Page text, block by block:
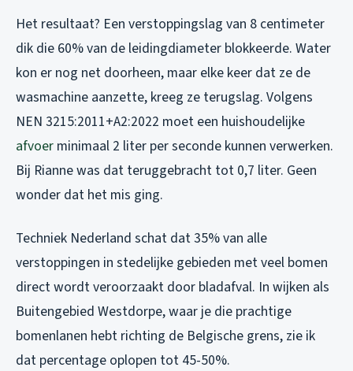
Het resultaat? Een verstoppingslag van 8 centimeter
dik die 60% van de leidingdiameter blokkeerde. Water
kon er nog net doorheen, maar elke keer dat ze de
wasmachine aanzette, kreeg ze terugslag. Volgens
NEN 3215:2011+A2:2022 moet een huishoudelijke
afvoer minimaal 2 liter per seconde kunnen verwerken.
Bij Rianne was dat teruggebracht tot 0,7 liter. Geen
wonder dat het mis ging.
Techniek Nederland schat dat 35% van alle
verstoppingen in stedelijke gebieden met veel bomen
direct wordt veroorzaakt door bladafval. In wijken als
Buitengebied Westdorpe, waar je die prachtige
bomenlanen hebt richting de Belgische grens, zie ik
dat percentage oplopen tot 45-50%.